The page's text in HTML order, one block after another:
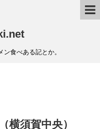
食べある記とか。
横須賀中央）